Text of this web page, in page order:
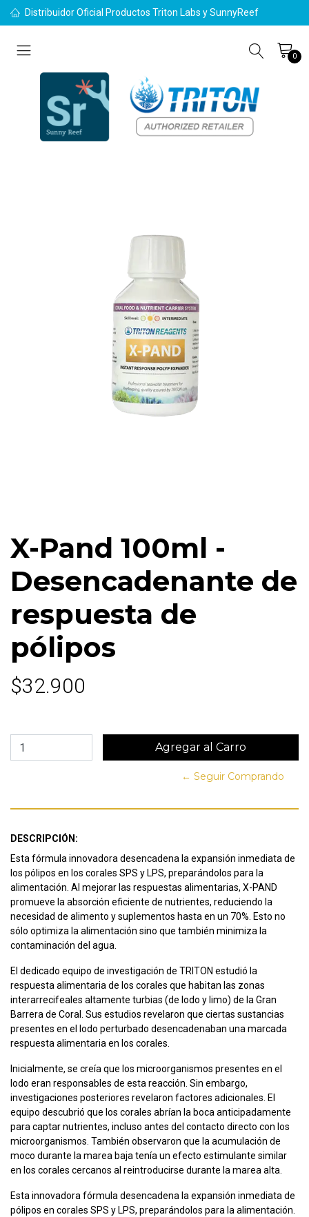
Distribuidor Oficial Productos Triton Labs y SunnyReef
0
X-Pand 100ml -
Desencadenante de
respuesta de
pólipos
$32.900
← Seguir Comprando
DESCRIPCIÓN:
Esta fórmula innovadora desencadena la expansión inmediata de
los pólipos en los corales SPS y LPS, preparándolos para la
alimentación. Al mejorar las respuestas alimentarias, X-PAND
promueve la absorción eficiente de nutrientes, reduciendo la
necesidad de alimento y suplementos hasta en un 70%. Esto no
sólo optimiza la alimentación sino que también minimiza la
contaminación del agua.
El dedicado equipo de investigación de TRITON estudió la
respuesta alimentaria de los corales que habitan las zonas
interarrecifeales altamente turbias (de lodo y limo) de la Gran
Barrera de Coral. Sus estudios revelaron que ciertas sustancias
presentes en el lodo perturbado desencadenaban una marcada
respuesta alimentaria en los corales.
Inicialmente, se creía que los microorganismos presentes en el
lodo eran responsables de esta reacción. Sin embargo,
investigaciones posteriores revelaron factores adicionales. El
equipo descubrió que los corales abrían la boca anticipadamente
para captar nutrientes, incluso antes del contacto directo con los
microorganismos. También observaron que la acumulación de
moco durante la marea baja tenía un efecto estimulante similar
en los corales cercanos al reintroducirse durante la marea alta.
Esta innovadora fórmula desencadena la expansión inmediata de
pólipos en corales SPS y LPS, preparándolos para la alimentación.